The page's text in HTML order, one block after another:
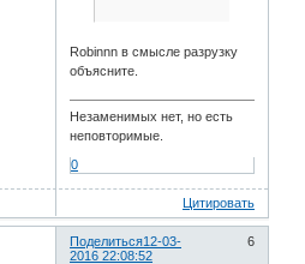
Robinnn в смысле разрузку
объясните.
Незаменимых нет, но есть
неповторимые.
0
Цитировать
Поделиться 6
12-03-
2016 22:08:52